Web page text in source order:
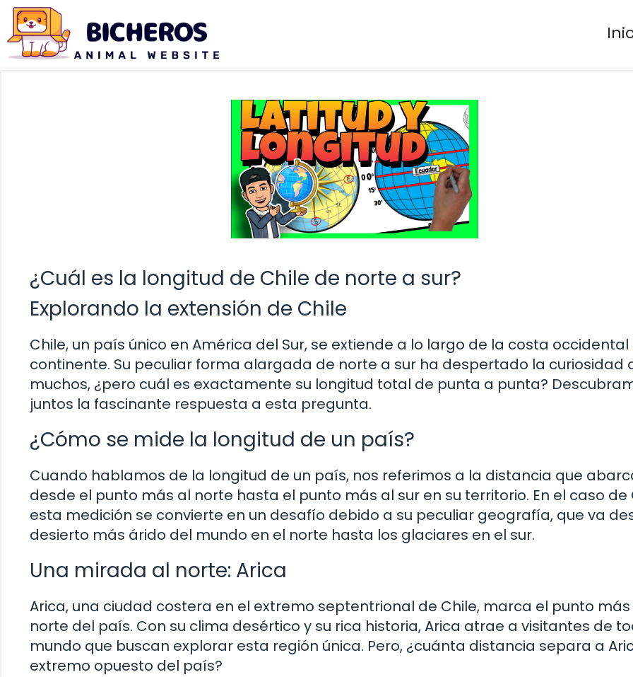
Saltar
contenido
¿Cuál es la longitud de Chile de norte a sur?
Explorando la extensión de Chile
Chile, un país único en América del Sur, se extiende a lo largo de la costa
continente. Su peculiar forma alargada de norte a sur ha despertado la curiosidad
muchos, ¿pero cuál es exactamente su longitud total de punta a punta?
juntos la fascinante respuesta a esta pregunta.
¿Cómo se mide la longitud de un país?
Cuando hablamos de la longitud de un país, nos referimos a la distancia que
desde el punto más al norte hasta el punto más al sur en su territorio. En el caso de
esta medición se convierte en un desafío debido a su peculiar geografía, que va
desierto más árido del mundo en el norte hasta los glaciares en el sur.
Una mirada al norte: Arica
Arica, una ciudad costera en el extremo septentrional de Chile, marca el punto
norte del país. Con su clima desértico y su rica historia, Arica atrae a visitantes de
mundo que buscan explorar esta región única. Pero, ¿cuánta distancia separa a
extremo opuesto del país?